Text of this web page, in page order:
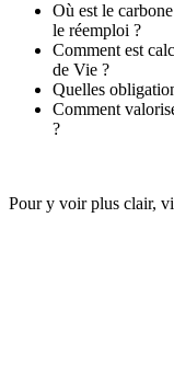
Où est le
le réemploi ?
Comment est
de Vie ?
Quelles
Comment
?
Pour y voir plus clair,